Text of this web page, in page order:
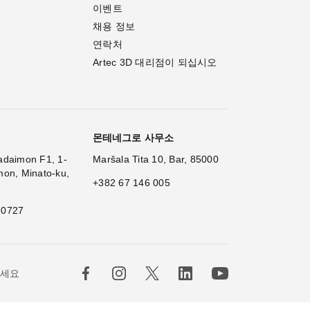
이벤트
채용 정보
연락처
Artec 3D 대리점이 되십시오
F1, 1-
Minato-ku,
몬테네그로 사무소
Maršala Tita 10, Bar, 85000
+382 67 146 005
요